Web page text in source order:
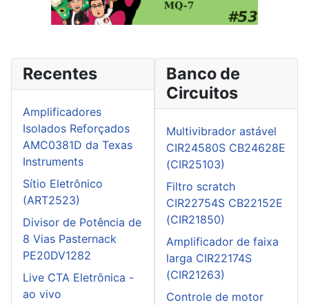
Recentes
Amplificadores
Isolados Reforçados
AMC0381D da Texas
Instruments
Sítio Eletrônico
(ART2523)
Divisor de Potência de
8 Vias Pasternack
PE20DV1282
Live CTA Eletrônica -
ao vivo
Banco de
Circuitos
Multivibrador astável
CIR24580S CB24628E
(CIR25103)
Filtro scratch
CIR22754S CB22152E
(CIR21850)
Amplificador de faixa
larga CIR22174S
(CIR21263)
Controle de motor